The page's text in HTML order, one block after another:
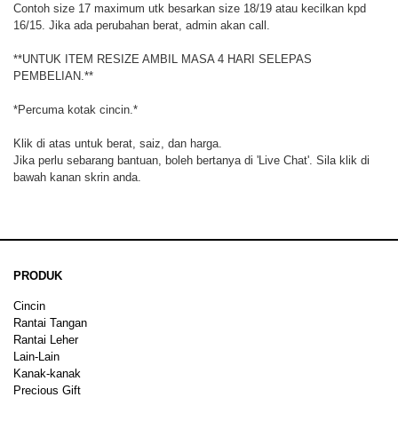
Contoh size 17 maximum utk besarkan size 18/19 atau kecilkan kpd
16/15. Jika ada perubahan berat, admin akan call.
**UNTUK ITEM RESIZE AMBIL MASA 4 HARI SELEPAS
PEMBELIAN.**
*Percuma kotak cincin.*
Klik di atas untuk berat, saiz, dan harga.
Jika perlu sebarang bantuan, boleh bertanya di 'Live Chat'. Sila klik di
bawah kanan skrin anda.
PRODUK
Cincin
Rantai Tangan
Rantai Leher
Lain-Lain
Kanak-kanak
Precious Gift